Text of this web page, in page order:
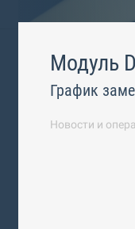
Модуль
График
Новости и